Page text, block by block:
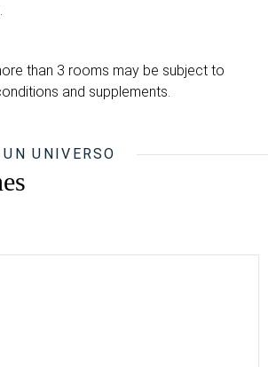
than 3 rooms may be subject to
and supplements.
UNIVERSO